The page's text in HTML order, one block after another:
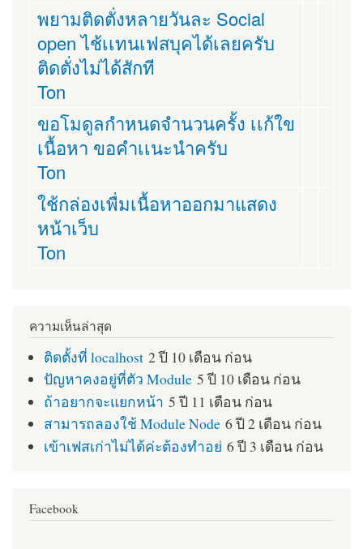
พยามติดตั่งหลายวันละ Social
open ไช้เเทนเฟสบุคได้เลยครับ
ติดตั่งไม่ได้สักที
Ton
ขอโมดูลกำหนดจำนวนครั้ง เเก้ใข
เนื้อหา ขอคำเเนะนำครับ
Ton
ใช้กล่องเพื่มเนื้อหาออกมาแสดง
หน้าเว็บ
Ton
ความเห็นล่าสุด
ติดตั้งที่ localhost 2 ปี 10 เดือน ก่อน
ปัญหาคงอยู่ที่ตัว Module 5 ปี 10 เดือน ก่อน
ถ้าอยากจะแยกหน้า 5 ปี 11 เดือน ก่อน
สามารถลองใช้ Module Node 6 ปี 2 เดือน ก่อน
เข้าเฟสเก่าไม่ได้ค่ะต้องทำอย่ 6 ปี 3 เดือน ก่อน
Facebook